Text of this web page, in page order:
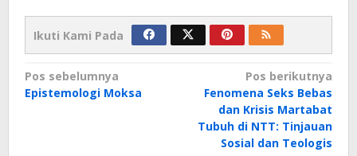
Ikuti Kami Pada
Navigasi
pos
Pos sebelumnya
Epistemologi Moksa
Pos berikutnya
Fenomena Seks Bebas
dan Krisis Martabat
Tubuh di NTT: Tinjauan
Sosial dan Teologis